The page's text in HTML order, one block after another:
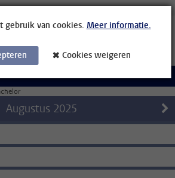
Augustus 2025
gebruik van cookies. Meer informatie.
Cookies weigeren